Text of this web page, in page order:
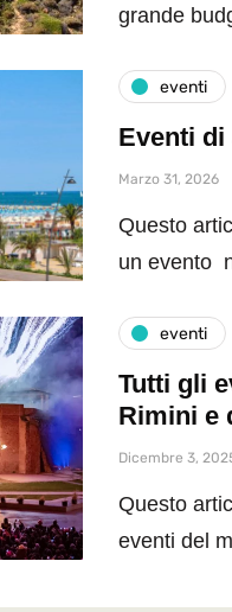
grande
eventi
Eventi di
Marzo 31, 2026
Questo
un evento
eventi
Tutti gli
Rimini e
Dicembre 3,
Questo
eventi del